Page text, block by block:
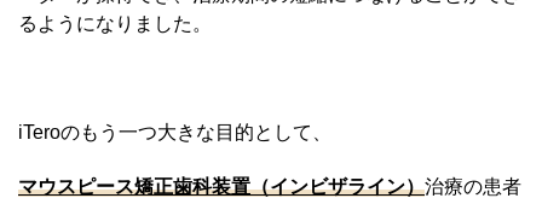
るようになりました。
iTeroのもう一つ大きな目的として、
マウスピース矯正歯科装置（インビザライン）治療の患者